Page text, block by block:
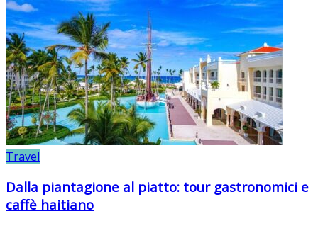
Travel
Dalla piantagione al piatto: tour gastronomici e
caffè haitiano